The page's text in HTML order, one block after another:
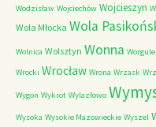
Wodzisław Wojciechów Wojcieszyn
Wola Młocka Wola
Wolnica Wolsztyn Wonna Worgule
Wrocki Wrocław Wrona Wrzask
Wygon Wykrot Wylazłowo
Wysoka Wysokie Mazowieckie Wyszel